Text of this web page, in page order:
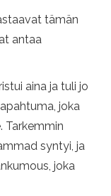
tämän
antaa
aina ja tuli jo
joka
Tarkemmin
syntyi, ja
joka